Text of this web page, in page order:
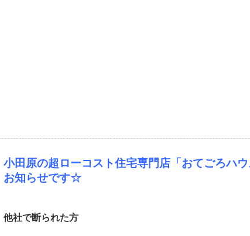
小田原の超ローコスト住宅専門店「おてごろハ
お知らせです☆
他社で断られた方